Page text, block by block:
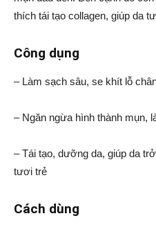
thích tái tạo collagen, giúp da
Công dụng
– Làm sạch sâu, se khít lỗ
– Ngăn ngừa hình thành mụn,
– Tái tạo, dưỡng da, giúp da
tươi trẻ
Cách dùng